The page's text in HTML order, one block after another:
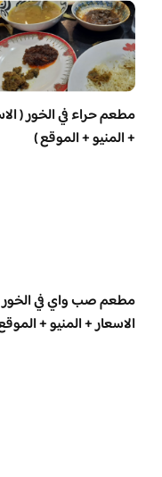
مطعم حراء في الخور (
+ المنيو + الموقع )
مطعم صب واي في
الاسعار + المنيو +